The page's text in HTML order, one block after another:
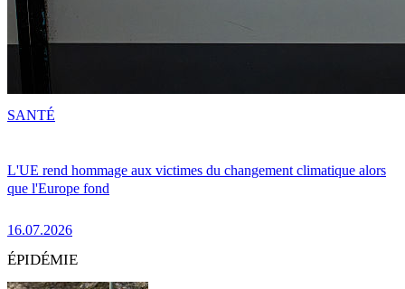
L'UE rend hommage aux victimes du changement climatique alors
que l'Europe fond
16.07.2026
SANTÉ
ÉPIDÉMIE